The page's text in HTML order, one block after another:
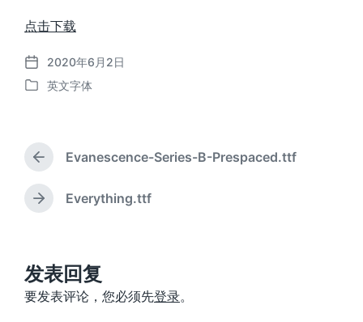
点击下载
发
布
2020年6月2日
发
英文字体
上
篇
文
章
Evanescence-Series-B-Prespaced.ttf
下
：
Everything.ttf
发表回复
要发表评论，您必须先登录。